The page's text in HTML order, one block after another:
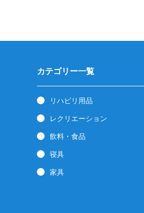
カテゴリー一覧
リハビリ用品
レクリエーション
飲料・食品
寝具
家具